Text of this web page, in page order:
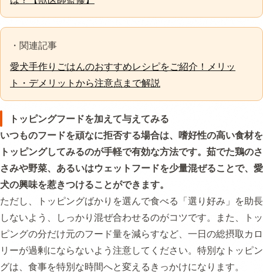
・関連記事
愛犬手作りごはんのおすすめレシピをご紹介！メリッ
ト・デメリットから注意点まで解説
トッピングフードを加えて与えてみる
いつものフードを頑なに拒否する場合は、嗜好性の高い食材を
トッピングしてみるのが手軽で有効な方法です。茹でた鶏のさ
さみや野菜、あるいはウェットフードを少量混ぜることで、愛
犬の興味を惹きつけることができます。
ただし、トッピングばかりを選んで食べる「選り好み」を助長
しないよう、しっかり混ぜ合わせるのがコツです。また、トッ
ピングの分だけ元のフード量を減らすなど、一日の総摂取カロ
リーが過剰にならないよう注意してください。特別なトッピン
グは、食事を特別な時間へと変えるきっかけになります。